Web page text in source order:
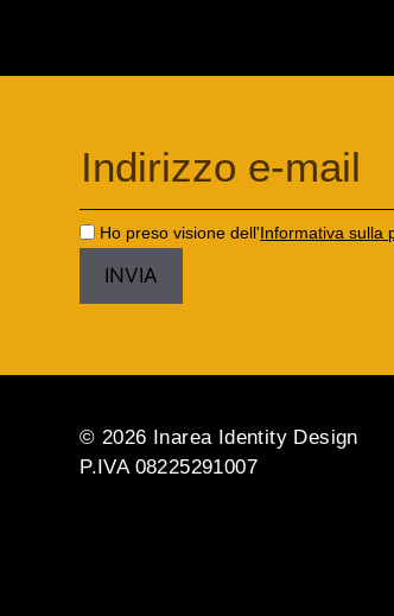
Ho preso visione dell'Informativa sulla
© 2026 Inarea Identity Design
P.IVA 08225291007